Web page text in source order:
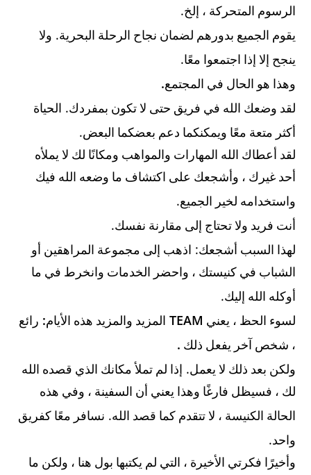
الرسوم المتحركة ، إلخ.
يقوم الجميع بدورهم لضمان نجاح الرحلة البحرية. ولا
ينجح إلا إذا اجتمعوا معًا.
وهذا هو الحال في المجتمع.
لقد وضعك الله في فريق حتى لا تكون بمفردك. الحياة
أكثر متعة معًا ويمكنكما دعم بعضكما البعض.
لقد أعطاك الله المهارات والمواهب ومكانًا لك لا يملأه
أحد غيرك ، وأشجعك على اكتشاف ما وضعه الله فيك
واستخدامه لخير الجميع.
أنت فريد ولا تحتاج إلى مقارنة نفسك.
لهذا السبب أشجعك: اذهب إلى مجموعة المراهقين أو
الشباب في كنيستك ، واحضر الخدمات وانخرط في ما
أوكله الله إليك.
لسوء الحظ ، يعني TEAM المزيد والمزيد هذه الأيام: رائع
، شخص آخر يفعل ذلك .
ولكن بعد ذلك لا يعمل. إذا لم تملأ مكانك الذي قصده الله
لك ، فسيظل فارغًا وهذا يعني أن السفينة ، وفي هذه
الحالة الكنيسة ، لا تتقدم كما قصد الله. نسافر معًا كفريق
واحد.
وأخيرًا فكرتي الأخيرة ، التي لم يكتبها بول هنا ، ولكن ما